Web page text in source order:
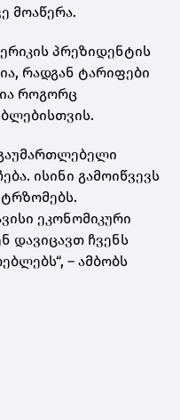
მოაწერა.
პრეზიდენტის
რადგან ტარიფები
როგორც
ისინი გამოიწვევს
ეკონომიკური
დავიცავთ ჩვენს
– ამბობს